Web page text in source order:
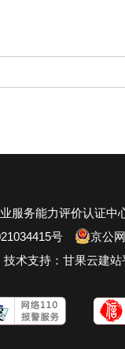
服务能力评价认证中
号
京公
技术支持： 甘果云建站